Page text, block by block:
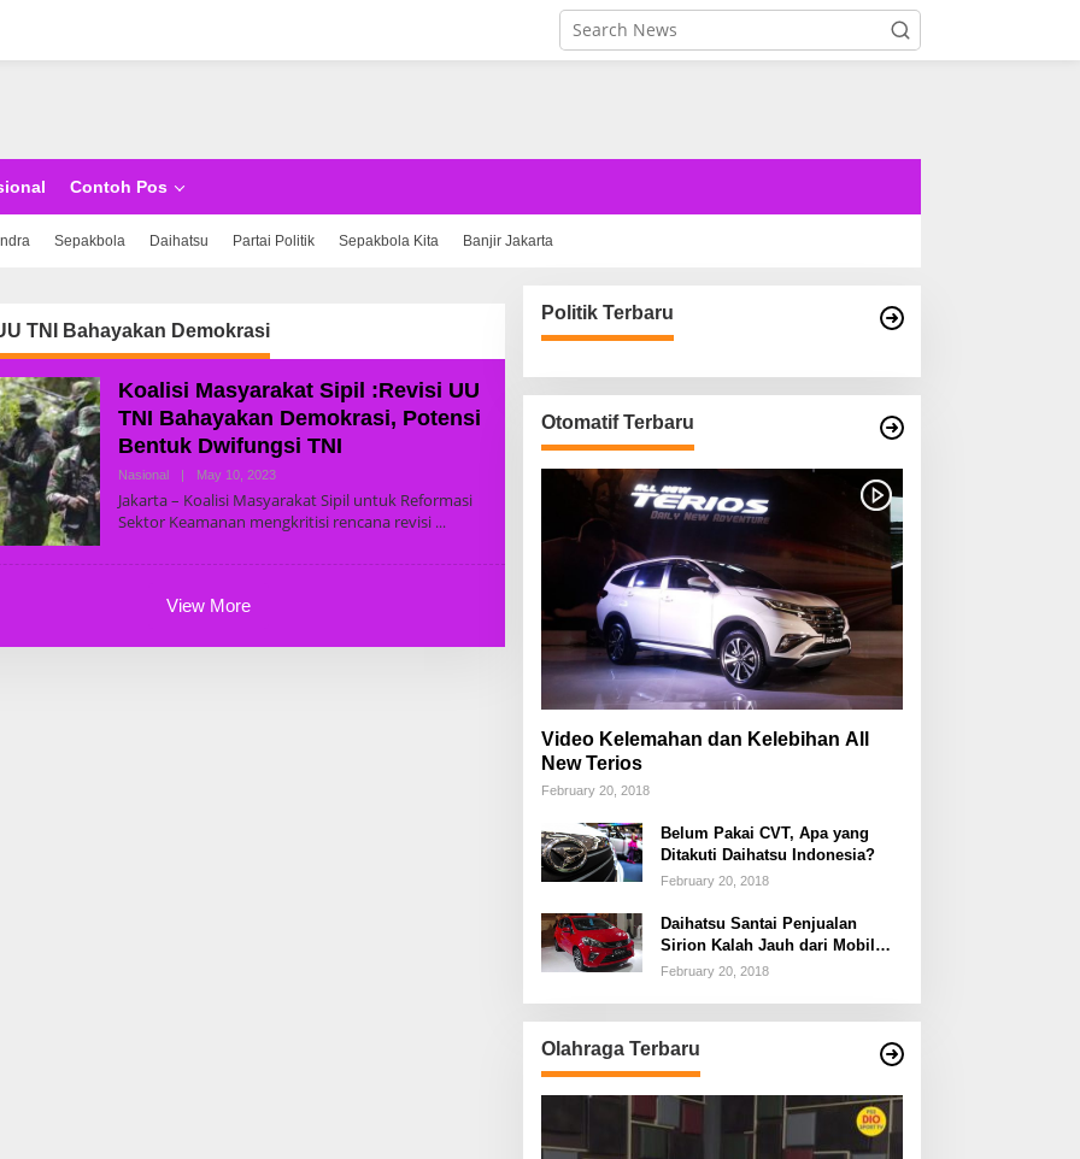
Contoh Pos
Sepakbola Daihatsu Partai Politik Sepakbola Kita Banjir Jakarta
TNI Bahayakan Demokrasi
Koalisi Masyarakat Sipil :Revisi UU
TNI Bahayakan Demokrasi, Potensi
Bentuk Dwifungsi TNI
Nasional | May 10, 2023B
S
U
Jakarta – Koalisi Masyarakat Sipil untuk Reformasi
Sektor Keamanan mengkritisi rencana revisi
View More
Politik Terbaru
Otomatif Terbaru
Video Kelemahan dan Kelebihan All
New Terios
February 20, 2018
Belum Pakai CVT, Apa yang
Ditakuti Daihatsu Indonesia?
February 20, 2018
Daihatsu Santai Penjualan
Sirion Kalah Jauh dari Mobil
LCGC
February 20, 2018
Olahraga Terbaru